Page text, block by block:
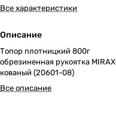
Все характеристики
Описание
Топор плотницкий 800г
обрезиненная рукоятка MIRAX
кованый (20601-08)
Все описание